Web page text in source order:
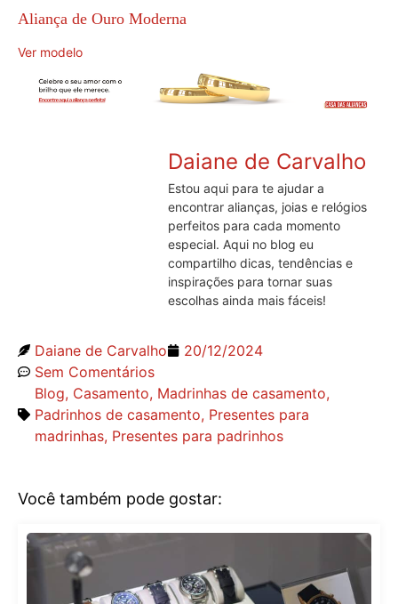
Aliança de Ouro Moderna
Ver modelo
Daiane de Carvalho
Estou aqui para te ajudar a
encontrar alianças, joias e relógios
perfeitos para cada momento
especial. Aqui no blog eu
compartilho dicas, tendências e
inspirações para tornar suas
escolhas ainda mais fáceis!
Daiane de Carvalho
20/12/2024
Sem Comentários
Blog, Casamento, Madrinhas de casamento,
Padrinhos de casamento, Presentes para
madrinhas, Presentes para padrinhos
Você também pode gostar: